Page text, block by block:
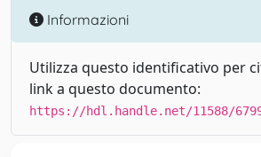
Informazioni
Utilizza questo identificativo per
link a questo documento:
https://hdl.handle.net/11588/